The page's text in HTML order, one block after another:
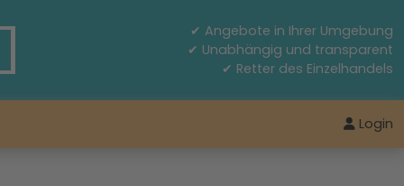
✔ Angebote in Ihrer Umgebung
✔ Unabhängig und transparent
✔ Retter des Einzelhandels
Login